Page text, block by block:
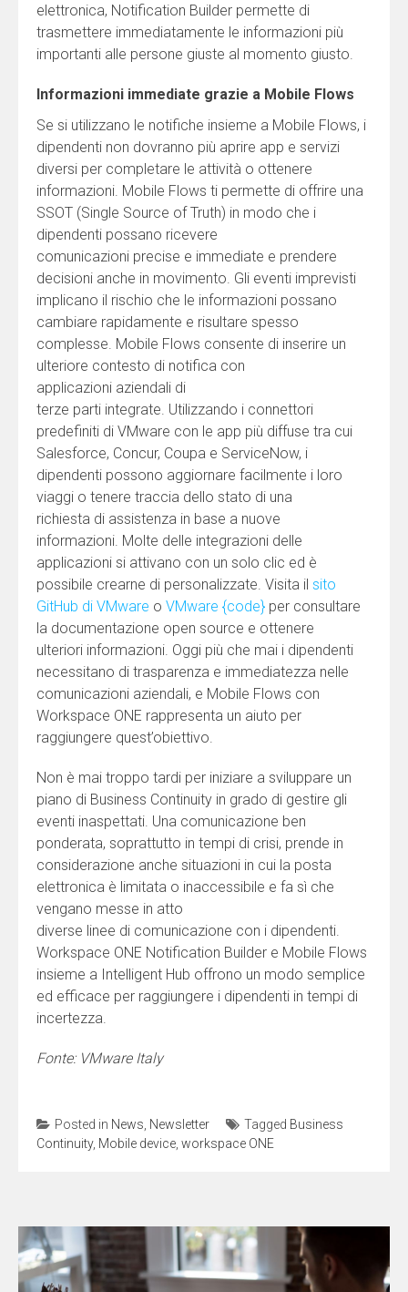
elettronica, Notification Builder permette di
trasmettere immediatamente le informazioni più
importanti alle persone giuste al momento giusto.
Informazioni immediate grazie a Mobile Flows
Se si utilizzano le notifiche insieme a Mobile Flows, i
dipendenti non dovranno più aprire app e servizi
diversi per completare le attività o ottenere
informazioni. Mobile Flows ti permette di offrire una
SSOT (Single Source of Truth) in modo che i
dipendenti possano ricevere
comunicazioni precise e immediate e prendere
decisioni anche in movimento. Gli eventi imprevisti
implicano il rischio che le informazioni possano
cambiare rapidamente e risultare spesso
complesse. Mobile Flows consente di inserire un
ulteriore contesto di notifica con
applicazioni aziendali di
terze parti integrate. Utilizzando i connettori
predefiniti di VMware con le app più diffuse tra cui
Salesforce, Concur, Coupa e ServiceNow, i
dipendenti possono aggiornare facilmente i loro
viaggi o tenere traccia dello stato di una
richiesta di assistenza in base a nuove
informazioni. Molte delle integrazioni delle
applicazioni si attivano con un solo clic ed è
possibile crearne di personalizzate. Visita il sito
GitHub di VMware o VMware {code} per consultare
la documentazione open source e ottenere
ulteriori informazioni. Oggi più che mai i dipendenti
necessitano di trasparenza e immediatezza nelle
comunicazioni aziendali, e Mobile Flows con
Workspace ONE rappresenta un aiuto per
raggiungere quest’obiettivo.
Non è mai troppo tardi per iniziare a sviluppare un
piano di Business Continuity in grado di gestire gli
eventi inaspettati. Una comunicazione ben
ponderata, soprattutto in tempi di crisi, prende in
considerazione anche situazioni in cui la posta
elettronica è limitata o inaccessibile e fa sì che
vengano messe in atto
diverse linee di comunicazione con i dipendenti.
Workspace ONE Notification Builder e Mobile Flows
insieme a Intelligent Hub offrono un modo semplice
ed efficace per raggiungere i dipendenti in tempi di
incertezza.
Fonte: VMware Italy
Posted in News Newsletter Tagged Business
Continuity, Mobile device workspace ONE